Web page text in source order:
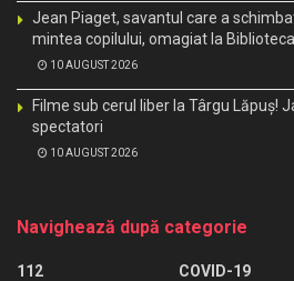
Jean Piaget, savantul care a
mintea copilului, omagiat la
10 AUGUST 2026
Filme sub cerul liber la Târgu Lăpuș!
spectatori
10 AUGUST 2026
Navighează după categorie
112
COVID-19